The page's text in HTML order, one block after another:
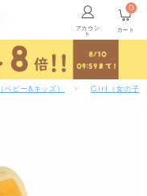
アカウン
ト カート
0
（ベビー&キッズ） Girl （女の子）